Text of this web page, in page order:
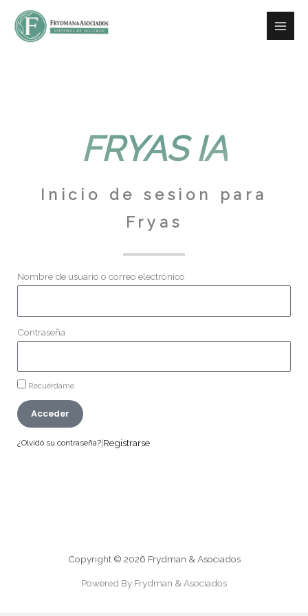
contenido
contenido
FRYAS IA
Inicio de sesion para
Fryas
Nombre de usuario o correo electrónico
Contraseña
Recuérdame
Acceder
¿Olvidó su contraseña?|Registrarse
Copyright © 2026 Frydman & Asociados
Powered By Frydman & Asociados